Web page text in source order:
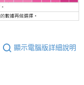
顯示電腦版詳細說明